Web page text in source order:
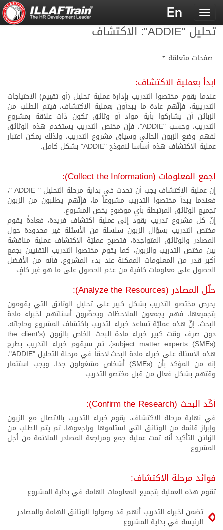
Toggle
navigation
تحليل "ADDIE": الاكتشاف
صفحات متعلقة
ابدأ بعملية الاكتشاف:
عندما يقوم مختصوا التدريب بإدارة عملية تحليل (أو تقييم) الاحتياجات
التدريبية، فإنّهم عادة ما يبدأون بعملية الاكتشاف، فيتم الطلب من
الزبائن أن يشاركوا بأية مواد أو وثائق تكون ذات علاقة بمشروع
التدريب، وحسب "ADDIE"، فإن مختص التدريب يستخدم هذه الوثائق
لفهم وضع الزبون الحالي وسياق مشروع التدريب، ولذلك يمكن اعتبار
عملية الاكتشاف هذه أساسا لنموذج "ADDIE" بشكل كامل.
اجمع المعلومات (Collect the Information):
إن عملية الاكتشاف يجب أن تحدث في بداية مرحلة التحليل " ADDIE "،
فعندما يبدأ مختصوا التدريب مشروعاً ما، فإنّهم يطلبون من الزبون
تجميع الوثائق المرتبطة بأي موضوع يخص المشروع.
إنّ كل مشروع تدريب يقود إلى عملية اكتشاف فريدة، فعادةً يقوم
مختص التدريب بسؤال الزبون سلسلة من الأسئلة غير محدودة حول
المصادر والوثائق المتواجدة، فتصبح عمليّة الاكتشاف عملية مناقشة
بين مختص التدريب والزبون، كما يقوم مختصوا التدريب التقنيين بجمع
أكبر قدر من المعلومات الممكنة عند بدء المشروع، فأنه من الأفضل
الحصول على معلومات كافية من عدم الحصول على ما هو غير كافٍ.
حلّل المصادر (Analyze the Resources):
يحرص مختصو التدريب بشكل كبير على تحليل الوثائق التي يقومون
بتجميعها، فهم يجمعون الملاحظات ويحضّرون أسئلتهم لخبراء مادة
البحث، إنّ هذه عمليّة تساعد خبراء التدريب باكتشاف المشروع وحاجاته،
دون صرف وقت كبير خبراء مادة البحث الخاص بالزبون (the client's
subject matter experts (SMEs))، ثم سيقوم خبراء التدريب بطرح
هذه الأسئلة على خبراء مادة البحث لاحقاً في مرحلة التحليل "ADDIE"،
إنه من المؤكد بأن (SMEs) أشخاص مشغولون جدا، ويجب استثمار
وقتهم بشكل فعال من قبل مختصو التدريب.
أكّد البحث (Confirm the Research):
في نهاية مرحلة الاكتشاف، يقوم خبراء التدريب بالاتصال مع الزبون
وإبراز قائمة من الوثائق التي استلموها وراجعوها، ثم يتم الطلب من
الزبائن التأكيد أنه تمت عملية جمع ومراجعة المصادر الملائمة من أجل
المشروع.
فوائد مرحلة الاكتشاف:
تقوم هذه العملية بتجميع المعلومات الهامة في بداية المشروع:
تضمن لخبراء التدريب أنهم قد وصولوا للوثائق الهامة والمصادر
الرئيسة في بداية المشروع.